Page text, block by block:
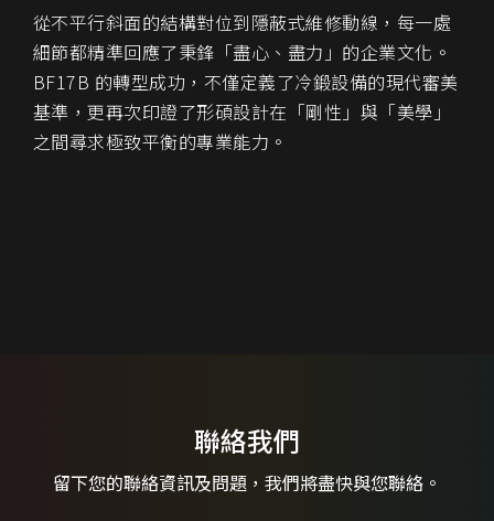
從不平行斜面的結構對位到隱蔽式維修動線，每一處
細節都精準回應了秉鋒「盡心、盡力」的企業文化。
BF17B 的轉型成功，不僅定義了冷鍛設備的現代審美
基準，更再次印證了形碩設計在「剛性」與「美學」
之間尋求極致平衡的專業能力。
聯絡我們
留下您的聯絡資訊及問題， 我們將盡快與您聯絡。